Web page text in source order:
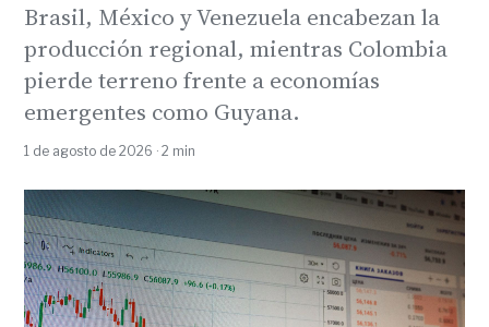
Brasil, México y Venezuela encabezan la
producción regional, mientras Colombia
pierde terreno frente a economías
emergentes como Guyana.
1 de agosto de 2026 · 2 min